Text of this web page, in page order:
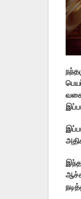
இந்த